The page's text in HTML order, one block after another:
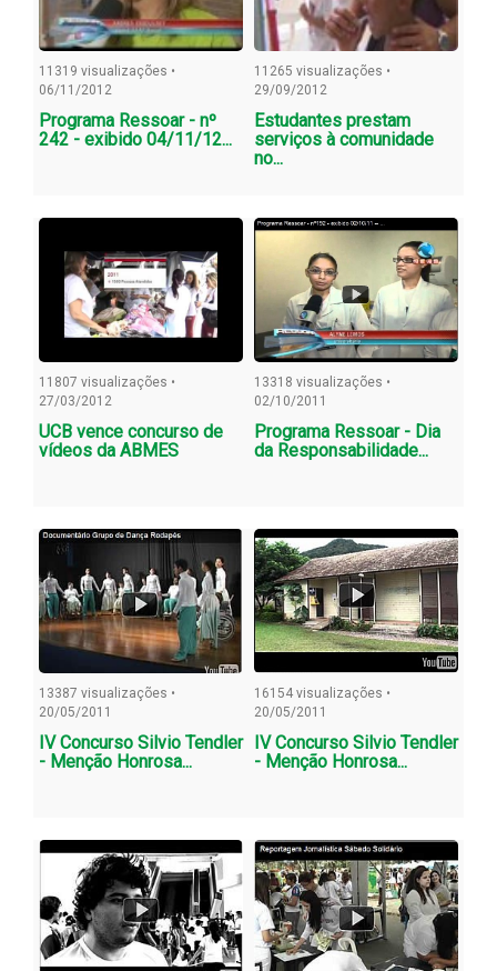
11319 visualizações •
06/11/2012
Programa Ressoar - nº
242 - exibido 04/11/12...
11265 visualizações •
29/09/2012
Estudantes prestam
serviços à comunidade
no...
11807 visualizações •
27/03/2012
UCB vence concurso de
vídeos da ABMES
13318 visualizações •
02/10/2011
Programa Ressoar - Dia
da Responsabilidade...
13387 visualizações •
20/05/2011
IV Concurso Silvio Tendler
- Menção Honrosa...
16154 visualizações •
20/05/2011
IV Concurso Silvio Tendler
- Menção Honrosa...